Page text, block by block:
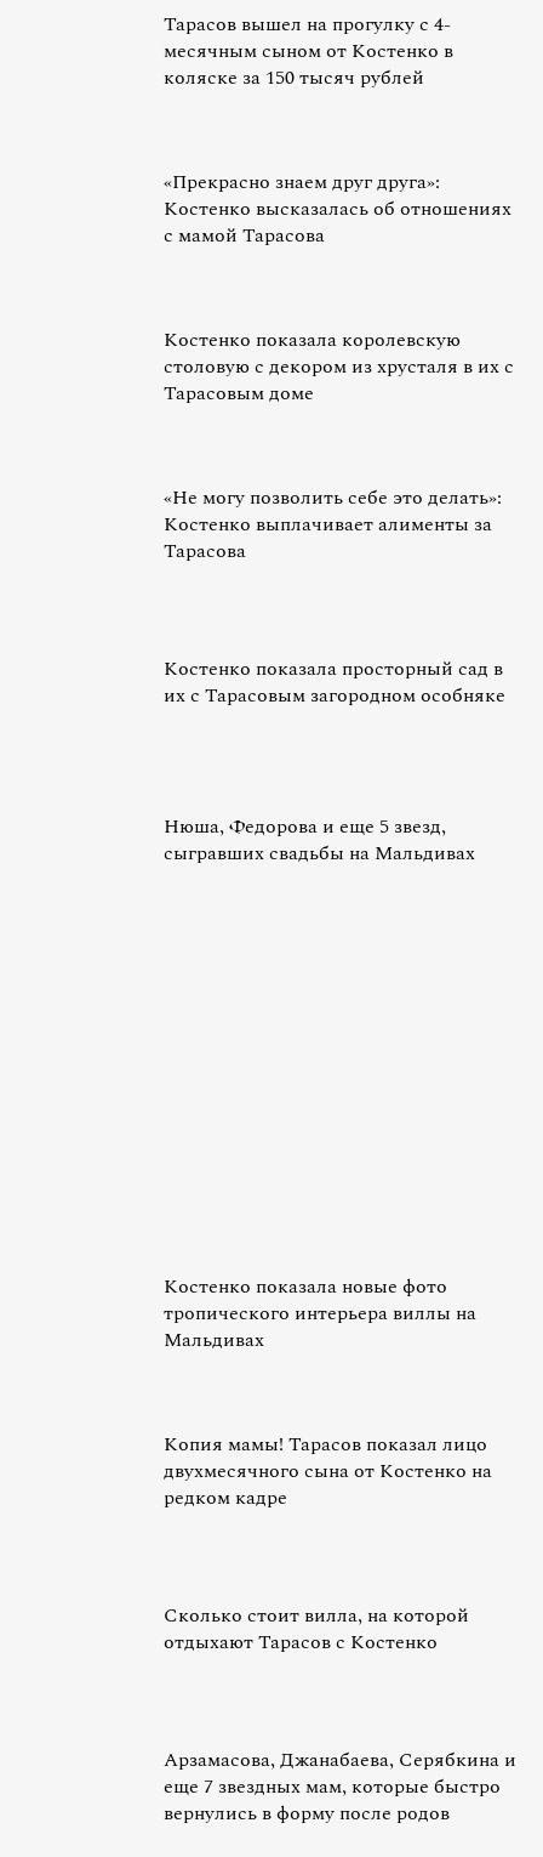
Тарасов вышел на прогулку с 4-
месячным сыном от Костенко в
коляске за 150 тысяч рублей
«Прекрасно знаем друг друга»:
Костенко высказалась об отношениях
с мамой Тарасова
Костенко показала королевскую
столовую с декором из хрусталя в их с
Тарасовым доме
«Не могу позволить себе это делать»:
Костенко выплачивает алименты за
Тарасова
Костенко показала просторный сад в
их с Тарасовым загородном особняке
Нюша, Федорова и еще 5 звезд,
сыгравших свадьбы на Мальдивах
Костенко показала новые фото
тропического интерьера виллы на
Мальдивах
Копия мамы! Тарасов показал лицо
двухмесячного сына от Костенко на
редком кадре
Сколько стоит вилла, на которой
отдыхают Тарасов с Костенко
Арзамасова, Джанабаева, Серябкина и
еще 7 звездных мам, которые быстро
вернулись в форму после родов